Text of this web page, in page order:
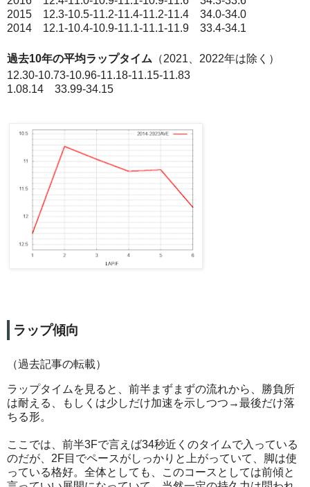
2015 12.3-10.5-11.2-11.4-11.2-11.4 34.0-34.0
2014 12.1-10.4-10.9-11.1-11.1-11.9 33.4-34.1
過去10年の平均ラップタイム （2021、2022年は除く）
12.30-10.73-10.96-11.18-11.15-11.83
1.08.14 33.99-34.15
ラップ傾向
（過去記事の転載）
ラップタイムを見ると、前半まずまずの流れから、勝負所
は耐える、もしくは少しだけ加速を示しつつ→最後だけ落
ちる形。
ここでは、前半3Fで言えば34秒近くのタイムで入っている
のだが、2F目でペースがしっかりと上がっていて、脚は使
っている格好。全体としても、このコースとしては前傾と